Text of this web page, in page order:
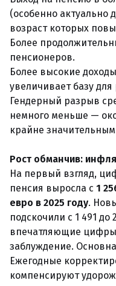
(особенно
возраст которых
Более
пенсионеров.
Более высокие
увеличивает базу для
Гендерный разрыв
немного меньше —
крайне
Рост обманчив:
На первый взгляд,
пенсия выросла с 1
евро в 2025 году.
подскочили с 1 491 до
впечатляющие
заблуждение.
Ежегодные
компенсируют